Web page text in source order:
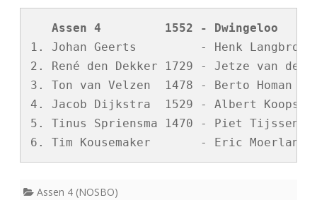
4
i
j
t
Assen 4         1552 - Dwingeloo
1. Johan Geerts         - Henk
2. René den Dekker 1729 - Jetze van der
3. Ton van Velzen  1478 - Berto
4. Jacob Dijkstra  1529 - Albert
5. Tinus Spriensma 1470 - Piet
Assen 4 (NOSBO)